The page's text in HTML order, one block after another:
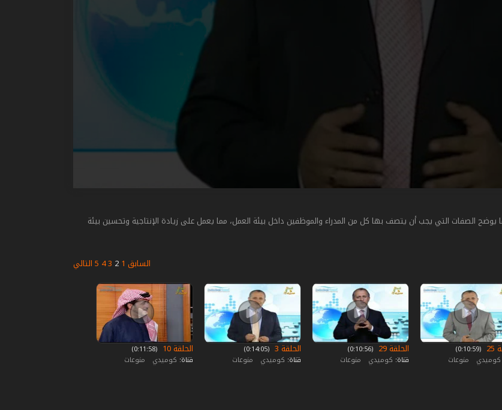
الصفات التي يجب أن يتصف بها كل من المدراء والموظفين داخل بيئة العمل، مما يعمل على زيادة الإنتاجية وتحسين بيئة
السابق 1
2
3
4
5 التالي
‏ (0:10:59)
كوميدي منوعات
الحلقة 29
‏ (0:10:56)
قناة: كوميدي منوعات
الحلقة 3
‏ (0:14:05)
قناة: كوميدي منوعات
الحلقة 10
‏ (0:11:58)
قناة: كوميدي منوعات